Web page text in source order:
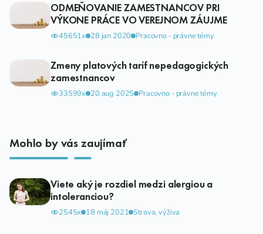
ODMEŇOVANIE ZAMESTNANCOV PRI
VÝKONE PRÁCE VO VEREJNOM ZÁUJME
45651x 28 jan 2020 Pracovno - právne témy
Zmeny platových taríf nepedagogických
zamestnancov
33599x 20 aug 2025 Pracovno - právne témy
Mohlo by vás zaujímať
Viete aký je rozdiel medzi alergiou a
intoleranciou?
2545x 18 máj 2021 Strava, výživa